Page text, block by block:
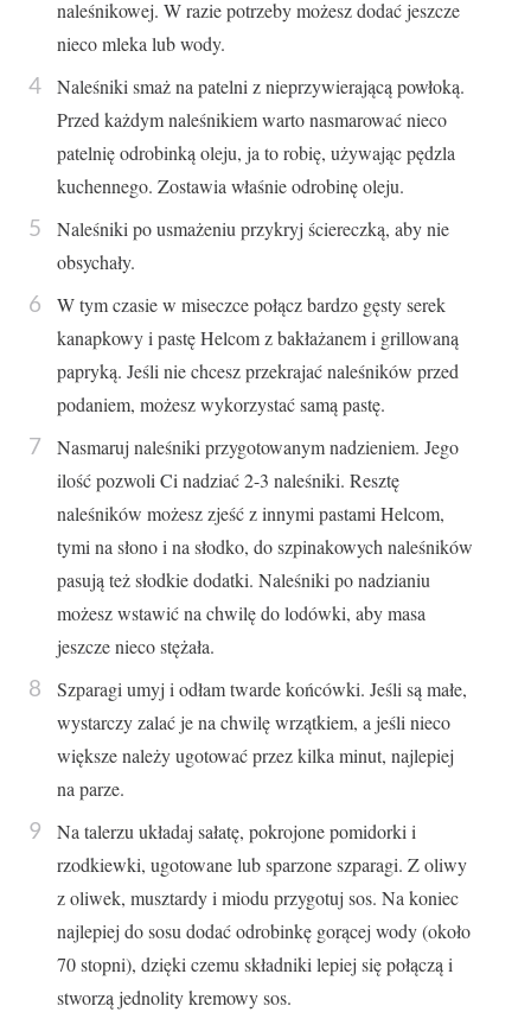
naleśnikowej. W razie potrzeby możesz dodać jeszcze
nieco mleka lub wody.
Naleśniki smaż na patelni z nieprzywierającą powłoką.
Przed każdym naleśnikiem warto nasmarować nieco
patelnię odrobinką oleju, ja to robię, używając pędzla
kuchennego. Zostawia właśnie odrobinę oleju.
Naleśniki po usmażeniu przykryj ściereczką, aby nie
obsychały.
W tym czasie w miseczce połącz bardzo gęsty serek
kanapkowy i pastę Helcom z bakłażanem i grillowaną
papryką. Jeśli nie chcesz przekrajać naleśników przed
podaniem, możesz wykorzystać samą pastę.
Nasmaruj naleśniki przygotowanym nadzieniem. Jego
ilość pozwoli Ci nadziać 2-3 naleśniki. Resztę
naleśników możesz zjeść z innymi pastami Helcom,
tymi na słono i na słodko, do szpinakowych naleśników
pasują też słodkie dodatki. Naleśniki po nadzianiu
możesz wstawić na chwilę do lodówki, aby masa
jeszcze nieco stężała.
Szparagi umyj i odłam twarde końcówki. Jeśli są małe,
wystarczy zalać je na chwilę wrzątkiem, a jeśli nieco
większe należy ugotować przez kilka minut, najlepiej
na parze.
Na talerzu układaj sałatę, pokrojone pomidorki i
rzodkiewki, ugotowane lub sparzone szparagi. Z oliwy
z oliwek, musztardy i miodu przygotuj sos. Na koniec
najlepiej do sosu dodać odrobinkę gorącej wody (około
70 stopni), dzięki czemu składniki lepiej się połączą i
stworzą jednolity kremowy sos.